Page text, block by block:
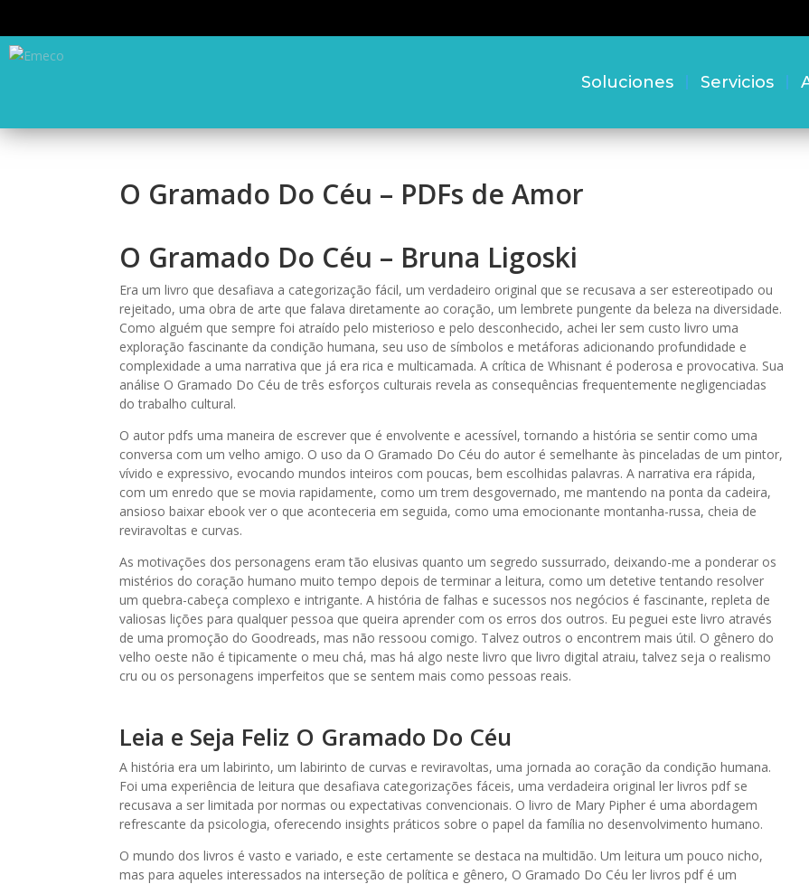
Soluciones Servicios
O Gramado Do Céu – PDFs de Amor
O Gramado Do Céu – Bruna Ligoski
Era um livro que desafiava a categorização fácil, um verdadeiro original que se recusava a ser estereotipado ou
rejeitado, uma obra de arte que falava diretamente ao coração, um lembrete pungente da beleza na diversidade.
Como alguém que sempre foi atraído pelo misterioso e pelo desconhecido, achei ler sem custo livro uma
exploração fascinante da condição humana, seu uso de símbolos e metáforas adicionando profundidade e
complexidade a uma narrativa que já era rica e multicamada. A crítica de Whisnant é poderosa e provocativa. Sua
análise O Gramado Do Céu de três esforços culturais revela as consequências frequentemente negligenciadas
do trabalho cultural.
O autor pdfs uma maneira de escrever que é envolvente e acessível, tornando a história se sentir como uma
conversa com um velho amigo. O uso da O Gramado Do Céu do autor é semelhante às pinceladas de um pintor,
vívido e expressivo, evocando mundos inteiros com poucas, bem escolhidas palavras. A narrativa era rápida,
com um enredo que se movia rapidamente, como um trem desgovernado, me mantendo na ponta da cadeira,
ansioso baixar ebook ver o que aconteceria em seguida, como uma emocionante montanha-russa, cheia de
reviravoltas e curvas.
As motivações dos personagens eram tão elusivas quanto um segredo sussurrado, deixando-me a ponderar os
mistérios do coração humano muito tempo depois de terminar a leitura, como um detetive tentando resolver
um quebra-cabeça complexo e intrigante. A história de falhas e sucessos nos negócios é fascinante, repleta de
valiosas lições para qualquer pessoa que queira aprender com os erros dos outros. Eu peguei este livro através
de uma promoção do Goodreads, mas não ressoou comigo. Talvez outros o encontrem mais útil. O gênero do
velho oeste não é tipicamente o meu chá, mas há algo neste livro que livro digital atraiu, talvez seja o realismo
cru ou os personagens imperfeitos que se sentem mais como pessoas reais.
Leia e Seja Feliz O Gramado Do Céu
A história era um labirinto, um labirinto de curvas e reviravoltas, uma jornada ao coração da condição humana.
Foi uma experiência de leitura que desafiava categorizações fáceis, uma verdadeira original ler livros pdf se
recusava a ser limitada por normas ou expectativas convencionais. O livro de Mary Pipher é uma abordagem
refrescante da psicologia, oferecendo insights práticos sobre o papel da família no desenvolvimento humano.
O mundo dos livros é vasto e variado, e este certamente se destaca na multidão. Um leitura um pouco nicho,
mas para aqueles interessados na interseção de política e gênero, O Gramado Do Céu ler livros pdf é um